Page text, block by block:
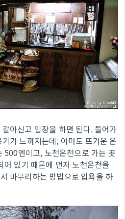
아신고 입장을 하면 된다. 들어가
가 느껴지는데, 아마도 뜨거운 온
500엔이고, 노천온천으로 가는 곳
있기 때문에 먼저 노천온천을
마무리하는 방법으로 입욕을 하